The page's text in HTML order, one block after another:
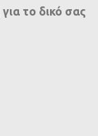
το δικό σας